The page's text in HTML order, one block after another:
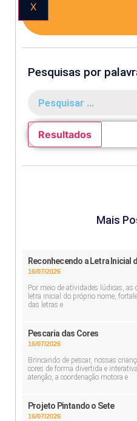
X
Pesquisas por
Resultados
Mais
Reconhecendo a Letra Inicial
16/07/2026
Por meio de atividades lúdicas, as
letra inicial do próprio nome,
das letras e
Pescaria das Cores
16/07/2026
Brincando de pescar, nossas
cores de forma divertida e
atenção, a coordenação motora e
Projeto Pintando o Sete
16/07/2026